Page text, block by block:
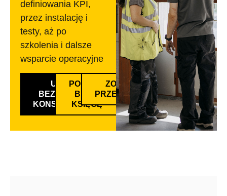
definiowania KPI,
przez instalację i
testy, aż po
szkolenia i dalsze
wsparcie operacyjne
UMÓW
BEZPŁATNĄ
KONSULTACJĘ
POBIERZ
BIAŁĄ
KSIĘGĘ
ZOBACZ
PRZEWODNIK